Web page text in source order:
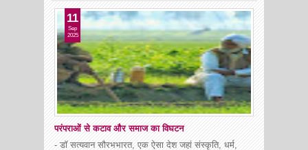
परंपराओं से कटाव और समाज का विघटन
11
Sep
2025
- डॉ सत्यवान सौरभभारत, एक ऐसा देश जहां संस्कृति, धर्म,